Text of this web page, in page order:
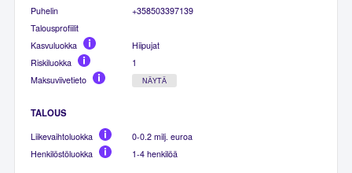
Puhelin
+358503397139
Talousprofiilit
Kasvuluokka
Hiipujat
Riskiluokka
1
Maksuviivetieto
NÄYTÄ
TALOUS
Liikevaihtoluokka
0-0.2 milj. euroa
Henkilöstöluokka
1-4 henkilöä